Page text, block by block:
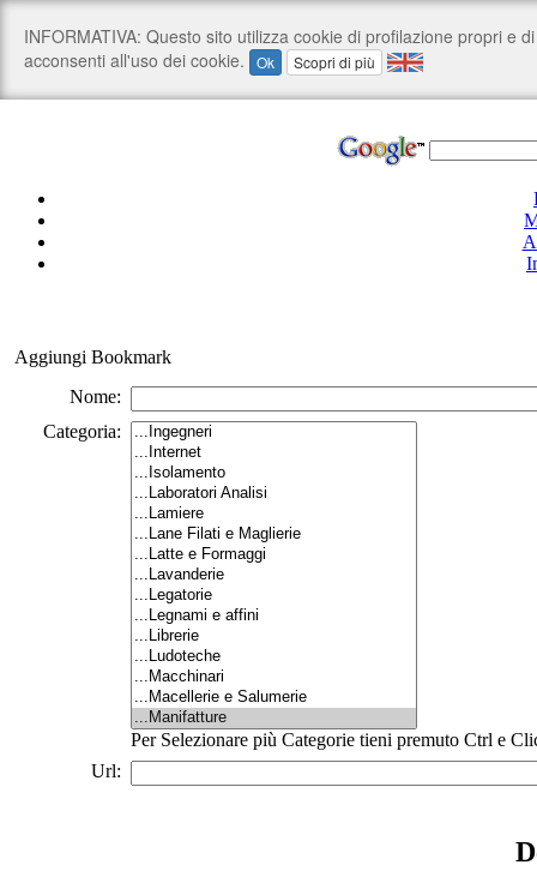
Aggiungi Bookmark
Nome:
Categoria:
Per Selezionare più Categorie tieni premuto Ctrl e
Url: